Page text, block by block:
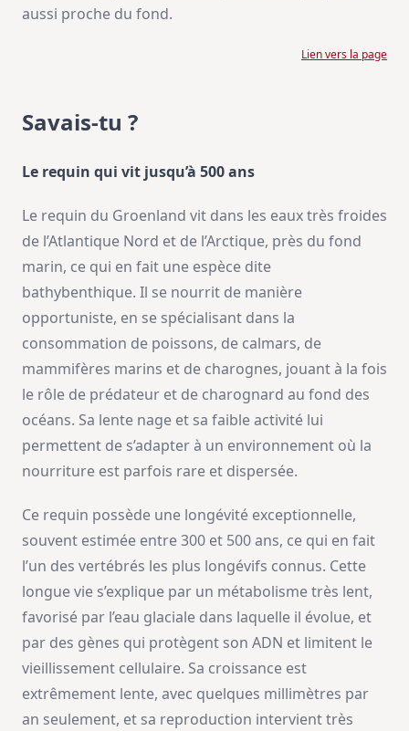
aussi proche du fond.
Lien vers la page
Savais-tu ?
Le requin qui vit jusqu’à 500 ans
Le requin du Groenland vit dans les eaux très froides
de l’Atlantique Nord et de l’Arctique, près du fond
marin, ce qui en fait une espèce dite
bathybenthique. Il se nourrit de manière
opportuniste, en se spécialisant dans la
consommation de poissons, de calmars, de
mammifères marins et de charognes, jouant à la fois
le rôle de prédateur et de charognard au fond des
océans. Sa lente nage et sa faible activité lui
permettent de s’adapter à un environnement où la
nourriture est parfois rare et dispersée.
Ce requin possède une longévité exceptionnelle,
souvent estimée entre 300 et 500 ans, ce qui en fait
l’un des vertébrés les plus longévifs connus. Cette
longue vie s’explique par un métabolisme très lent,
favorisé par l’eau glaciale dans laquelle il évolue, et
par des gènes qui protègent son ADN et limitent le
vieillissement cellulaire. Sa croissance est
extrêmement lente, avec quelques millimètres par
an seulement, et sa reproduction intervient très